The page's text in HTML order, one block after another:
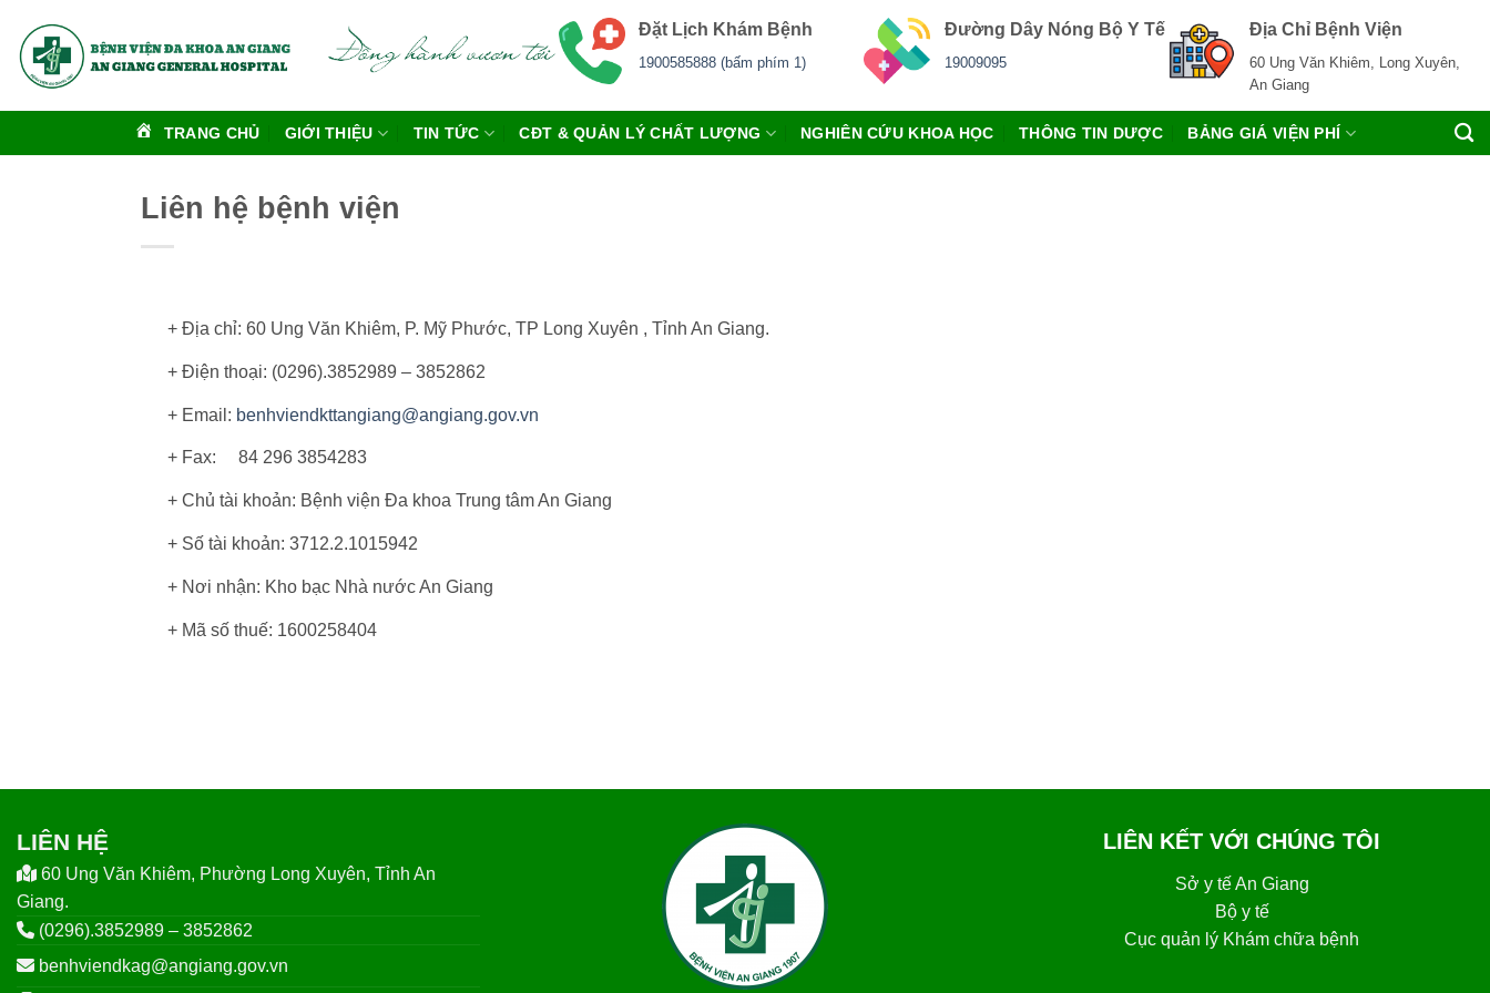
qua
nội
Đặt Lịch Khám Bệnh
1900585888 (bấm phím 1)
Đường Dây Nóng Bộ Y Tế
19009095
Địa Chỉ Bệnh Viện
60 Ung Văn Khiêm, Long Xuyên,
An Giang
TRANG CHỦ GIỚI THIỆU TIN TỨC CĐT & QUẢN LÝ CHẤT LƯỢNG NGHIÊN CỨU KHOA HỌC THÔNG TIN DƯỢC BẢNG GIÁ VIỆN PHÍ
Liên hệ bệnh viện
+ Địa chỉ: 60 Ung Văn Khiêm, P. Mỹ Phước, TP Long Xuyên , Tỉnh An Giang.
+ Điện thoại: (0296).3852989 – 3852862
+ Email: benhviendkttangiang@angiang.gov.vn
+ Fax: 84 296 3854283
+ Chủ tài khoản: Bệnh viện Đa khoa Trung tâm An Giang
+ Số tài khoản: 3712.2.1015942
+ Nơi nhận: Kho bạc Nhà nước An Giang
+ Mã số thuế: 1600258404
LIÊN HỆ
60 Ung Văn Khiêm, Phường Long Xuyên, Tỉnh An
Giang.
(0296).3852989 – 3852862
benhviendkag@angiang.gov.vn
LIÊN KẾT VỚI CHÚNG TÔI
Sở y tế An Giang
Bộ y tế
Cục quản lý Khám chữa bệnh